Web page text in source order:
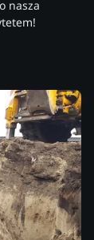
nasza